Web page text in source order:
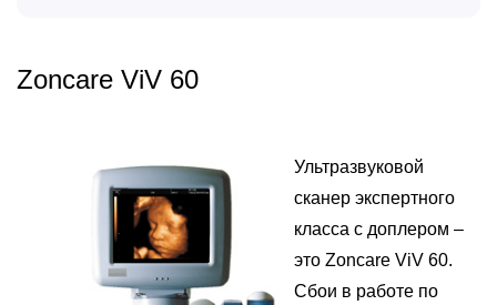
Zoncare ViV 60
Ультразвуковой
сканер экспертного
класса с доплером –
это Zoncare ViV 60.
Сбои в работе по